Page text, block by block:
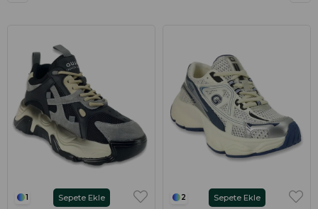
1 Sepete Ekle 2 Sepete Ekle